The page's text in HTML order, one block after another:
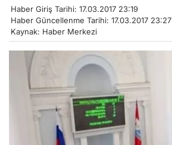
Haber Giriş Tarihi: 17.03.2017 23:19
Haber Güncellenme Tarihi: 17.03.2017 23:27
Kaynak: Haber Merkezi